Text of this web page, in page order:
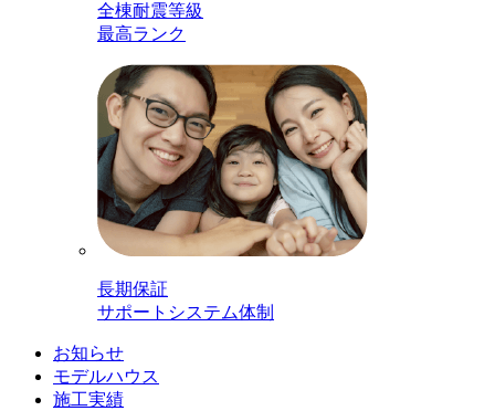
全棟耐震等級
最高ランク
長期保証
サポートシステム体制
お知らせ
モデルハウス
施工実績